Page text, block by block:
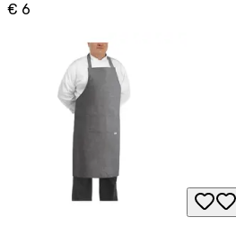
€ 6